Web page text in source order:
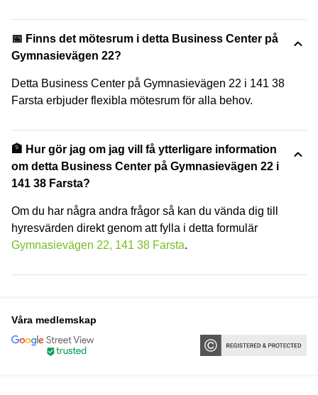
📅 Finns det mötesrum i detta Business Center på
Gymnasievägen 22?
Detta Business Center på Gymnasievägen 22 i 141 38
Farsta erbjuder flexibla mötesrum för alla behov.
🏦 Hur gör jag om jag vill få ytterligare information
om detta Business Center på Gymnasievägen 22 i
141 38 Farsta?
Om du har några andra frågor så kan du vända dig till
hyresvärden direkt genom att fylla i detta formulär
Gymnasievägen 22, 141 38 Farsta.
Våra medlemskap